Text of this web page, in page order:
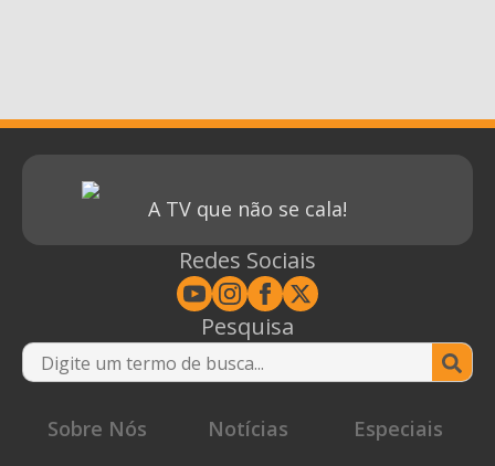
A TV que não se cala!
Redes Sociais
Pesquisa
Sobre Nós
Notícias Especiais